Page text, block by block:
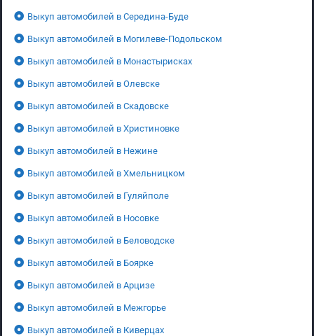
Выкуп автомобилей в Середина-Буде
Выкуп автомобилей в Могилеве-Подольском
Выкуп автомобилей в Монастырисках
Выкуп автомобилей в Олевске
Выкуп автомобилей в Скадовске
Выкуп автомобилей в Христиновке
Выкуп автомобилей в Нежине
Выкуп автомобилей в Хмельницком
Выкуп автомобилей в Гуляйполе
Выкуп автомобилей в Носовке
Выкуп автомобилей в Беловодске
Выкуп автомобилей в Боярке
Выкуп автомобилей в Арцизе
Выкуп автомобилей в Межгорье
Выкуп автомобилей в Киверцах